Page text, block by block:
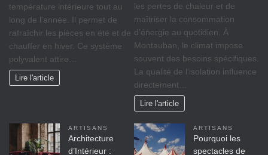
température intérieure tout au
long de l’année. Il permet de
rafraîchir les pièces en été et de
chauffer en hiver. Ce système
polyvalent attire…
Lire l'article
les pertes de chaleur et de
maîtriser la consommation
d’énergie au quotidien. À
Montauban, le climat impose
souvent des besoins spécifiques.
La qualité de l’isolation influence
directement…
Lire l'article
ARTISANS
Architecture
d’Intérieur :
ARTISANS
Pourquoi les
spectacles de